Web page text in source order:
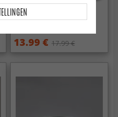
Kandelaar M - Harmony
(soft yellow/amber)
13.99 € 17.99 €